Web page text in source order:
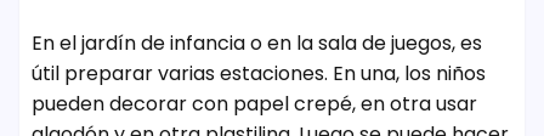
En el jardín de infancia o en la sala de juegos, es
útil preparar varias estaciones. En una, los niños
pueden decorar con papel crepé, en otra usar